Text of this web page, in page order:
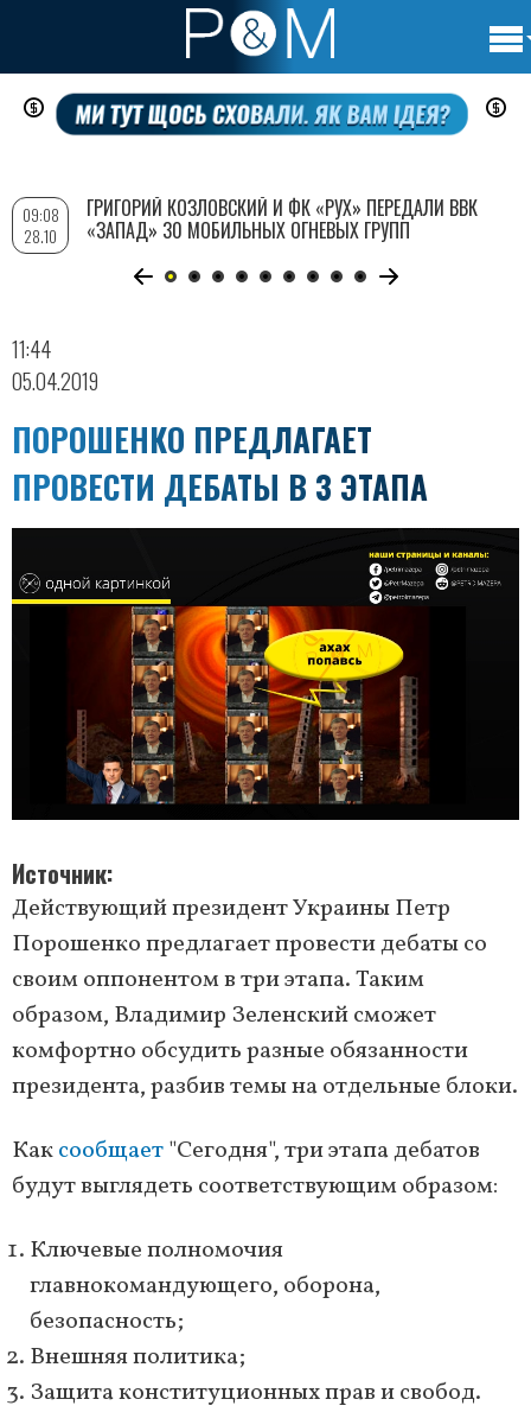
Перейти
содержанию
11:44
05.04.2019
ПОРОШЕНКО ПРЕДЛАГАЕТ
ПРОВЕСТИ ДЕБАТЫ В 3 ЭТАПА
Источник
Действующий президент Украины Петр
Порошенко предлагает провести дебаты со
своим оппонентом в три этапа. Таким
образом, Владимир Зеленский сможет
комфортно обсудить разные обязанности
президента, разбив темы на отдельные блоки.
Каксообщает"Сегодня", три этапа дебатов
будут выглядеть соответствующим образом:
Ключевые полномочия
главнокомандующего, оборона,
безопасность;
Внешняя политика;
Защита конституционных прав и свобод.
09:08
28.10
ГРИГОРИЙ КОЗЛОВСКИЙ И ФК «РУХ» ПЕРЕДАЛИ ВВК
«ЗАПАД» 30 МОБИЛЬНЫХ ОГНЕВЫХ ГРУПП